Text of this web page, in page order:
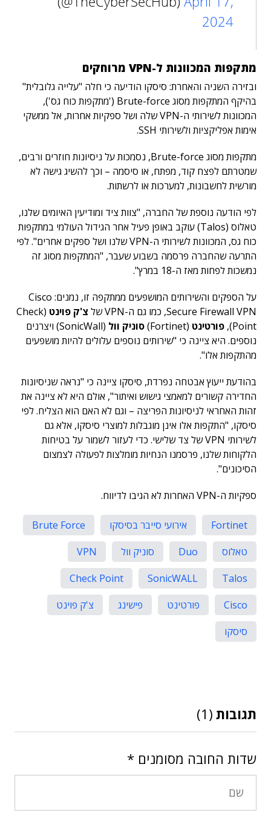
2024
מתקפות המכוונות ל-VPN מרוחקים
ובזירה השניה והאחרת: סיסקו הודיעה כי חלה "עלייה גלובלית"
בהיקף המתקפות מסוג Brute-force ('מתקפות כוח גס'),
המכוונות לשירותי ה-VPN שלה ושל ספקיות אחרות, אל ממשקי
אימות אפליקציות ולשירותי SSH.
מתקפות מסוג Brute-force, נסמכות על ניסיונות חוזרים ורבים,
שמטרתם לפצח קוד, מפתח, או סיסמה – וכך להשיג גישה לא
מורשית לחשבונות, למערכות או לרשתות.
לפי הודעה נוספת של החברה, "צוות ציד ומודיעין האיומים שלנו,
טאלוס (Talos) עוקב באופן פעיל אחר הגידול העולמי במתקפות
כוח גס, המכוונות לשירותי ה-VPN שלנו ושל ספקים אחרים". לפי
התרעה שהחברה פרסמה בשבוע שעבר, "המתקפות מסוג זה
נמשכות לפחות מאז ה-18 במרץ".
על הספקים והשירותים המושפעים ממתקפה זו, נמנים: Cisco
Secure Firewall VPN, כמו גם ה-VPN של
צ'ק פוינט (Check
Point),
פורטינט (Fortinet) סוניק וול
(SonicWall) ויצרנים
נוספים. היא ציינה כי "שירותים נוספים עלולים להיות מושפעים
מהתקפות אלו".
בהודעת ייעוץ אבטחה נפרדת, סיסקו ציינה כי "נראה שניסיונות
החדירה קשורים למאמצי גישוש ואיתור", אולם היא לא ציינה את
זהות האחראי לניסיונות הפריצה – וגם לא האם הוא הצליח. לפי
סיסקו, "התקפות אלו אינן מוגבלות למוצרי סיסקו, אלא גם
לשירותי VPN של צד שלישי. כדי לעזור לשמור על בטיחות
הלקוחות שלנו, פרסמנו הנחיות מומלצות לפעולה לצמצום
הסיכונים".
ספקיות ה-VPN האחרות לא הגיבו לדיווח.
Fortinet אירועי סייבר בסיסקו
Brute Force
טאלוס
Duo סוניק וול
VPN
Talos
SonicWALL
Check Point
Cisco
פורטינט פישינג
צ'ק פוינט
סיסקו
תגובות (1)
שדות החובה מסומנים *